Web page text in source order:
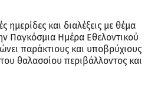
ημερίδες και διαλέξεις με θέμα
Παγκόσμια Ημέρα Εθελοντικού
παράκτιους και υποβρύχιους
θαλασσίου περιβάλλοντος και